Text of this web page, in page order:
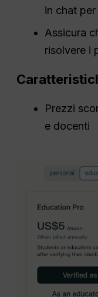
in chat
Assicura
risolvere i
Prezzi
e docenti